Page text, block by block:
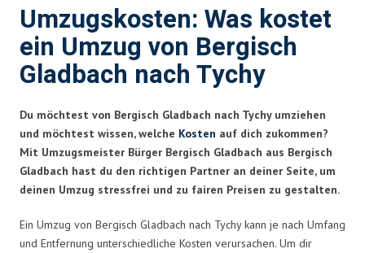
Umzugskosten: Was kostet
ein Umzug von Bergisch
Gladbach nach Tychy
Du möchtest von Bergisch Gladbach nach Tychy umziehen
und möchtest wissen, welche Kosten auf dich zukommen?
Mit Umzugsmeister Bürger Bergisch Gladbach aus Bergisch
Gladbach hast du den richtigen Partner an deiner Seite, um
deinen Umzug stressfrei und zu fairen Preisen zu gestalten.
Ein Umzug von Bergisch Gladbach nach Tychy kann je nach Umfang
und Entfernung unterschiedliche Kosten verursachen. Um dir